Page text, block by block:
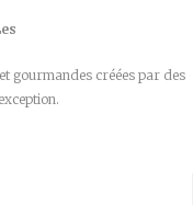
gourmandes créées par des